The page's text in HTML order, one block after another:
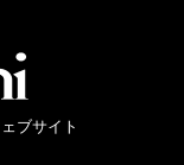
ブサイト